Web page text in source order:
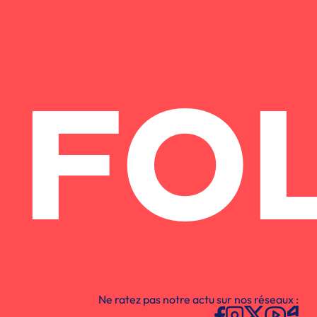
Ne ratez pas notre actu sur nos réseaux :